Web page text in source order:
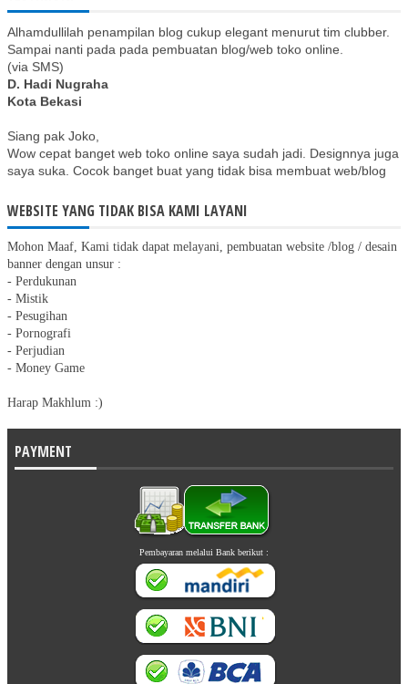
Alhamdullilah penampilan blog cukup elegant menurut tim clubber.
Sampai nanti pada pada pembuatan blog/web toko online.
(via SMS)
D. Hadi Nugraha
Kota Bekasi
Wow cepat banget web toko online saya sudah jadi. Designnya juga
saya suka. Cocok banget buat yang tidak bisa membuat web/blog
seperti saya.
Lisa Caramelia
www.produksehatalami.com
Terimakasih jagowebsite untuk pembuatan website nya.
Pelayanannya cepat,website nya bagus, adminnya sabar melayani
permintaan dan revisi.
Komunikatif juga.
Pokoknya recomendeed deh. Buat yg mau buat website,percayakan
saja pada jago nya ;)
www.rumahcantikorganik.com
WEBSITE YANG TIDAK BISA KAMI LAYANI
Mohon Maaf, Kami tidak dapat melayani, pembuatan website /blog / desain
banner dengan unsur :
- Perdukunan
- Mistik
- Pesugihan
- Pornografi
- Perjudian
- Money Game
Harap Makhlum :)
PAYMENT
Pembayaran melalui Bank berikut :